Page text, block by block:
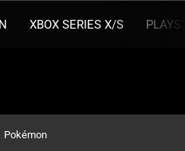
XBOX SERIES X/S
Pokémon